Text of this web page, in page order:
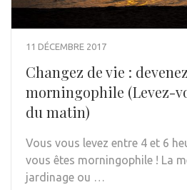
11 DÉCEMBRE 2017
Changez de vie : devenez
morningophile (Levez-
du matin)
Vous vous levez entre 4 et 6
vous êtes morningophile ! La
jardinage ou …